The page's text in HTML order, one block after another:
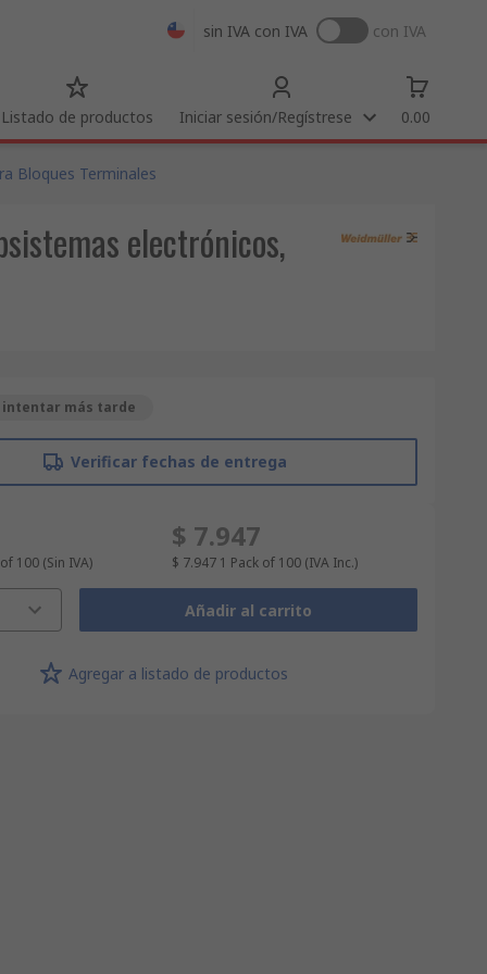
sin IVA con IVA con IVA
Listado de productos Iniciar sesión/Regístrese 0.00
Bloques Terminales
electrónicos,
intentar más tarde
Verificar fechas de entrega
100 (Sin IVA)
$ 7.947
$ 7.947 1 Pack of 100 (IVA Inc.)
Añadir al carrito
Agregar a listado de productos